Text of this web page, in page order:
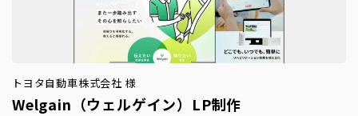
トヨタ自動車株式会社 様
Welgain（ウェルゲイン）LP制作